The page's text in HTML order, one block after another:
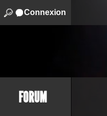
Connexion
FORUM